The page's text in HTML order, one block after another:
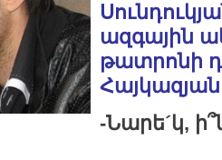
ազգային
թատրոնի
-Նարե´կ,